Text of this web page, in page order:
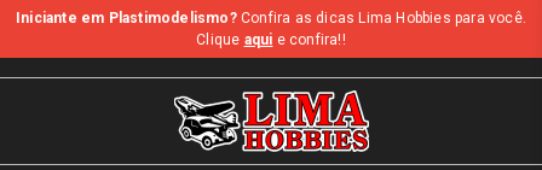
b
Iniciante em Plastimodelismo?Confira as dicas Lima Hobbies para você.
Clique aqui e confira!!